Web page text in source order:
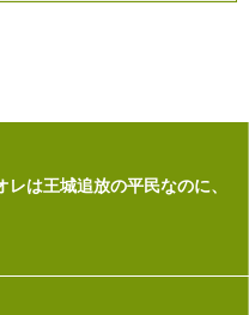
は王城追放の平民なのに、